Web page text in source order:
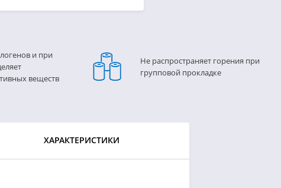
и при
веществ
Не распространяет горения при
групповой прокладке
ХАРАКТЕРИСТИКИ